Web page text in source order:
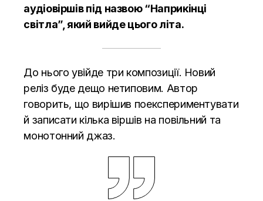
аудіовіршів під назвою “Наприкінці
світла”, який вийде цього літа.
До нього увійде три композиції. Новий
реліз буде дещо нетиповим. Автор
говорить, що вирішив поекспериментувати
й записати кілька віршів на повільний та
монотонний джаз.